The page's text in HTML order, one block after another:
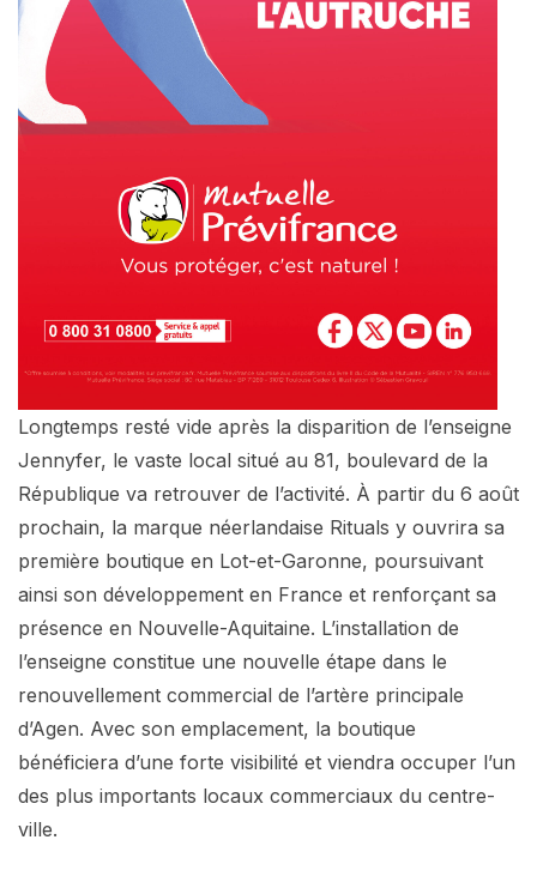
Longtemps resté vide après la disparition de l’enseigne
Jennyfer, le vaste local situé au 81, boulevard de la
République va retrouver de l’activité. À partir du 6 août
prochain, la marque néerlandaise Rituals y ouvrira sa
première boutique en Lot-et-Garonne, poursuivant
ainsi son développement en France et renforçant sa
présence en Nouvelle-Aquitaine. L’installation de
l’enseigne constitue une nouvelle étape dans le
renouvellement commercial de l’artère principale
d’Agen. Avec son emplacement, la boutique
bénéficiera d’une forte visibilité et viendra occuper l’un
des plus importants locaux commerciaux du centre-
ville.